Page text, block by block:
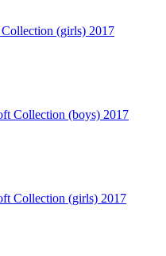
(girls) 2017
Collection (boys) 2017
Collection (girls) 2017